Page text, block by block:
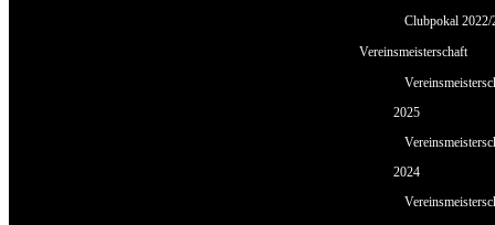
Clubpokal 2022/
Vereinsmeisterschaft
2025
2024